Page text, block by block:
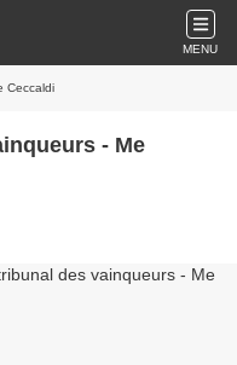
MENU
Ceccaldi
- Me